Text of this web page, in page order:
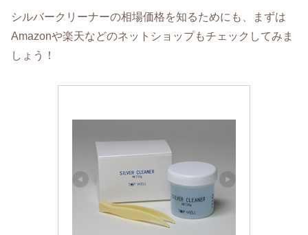
シルバークリーナーの相場価格を知るためにも、まずは
Amazonや楽天などのネットショップもチェックしてみま
しょう！